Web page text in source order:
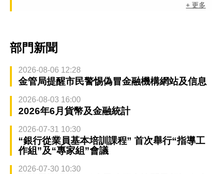
+ 更多
部門新聞
2026-08-06 12:28
金管局提醒市民警惕偽冒金融機構網站及信息
2026-08-03 16:00
2026年6月貨幣及金融統計
2026-07-31 10:30
“銀行從業員基本培訓課程” 首次舉行“指導工
作組”及“專家組”會議
2026-07-30 10:30